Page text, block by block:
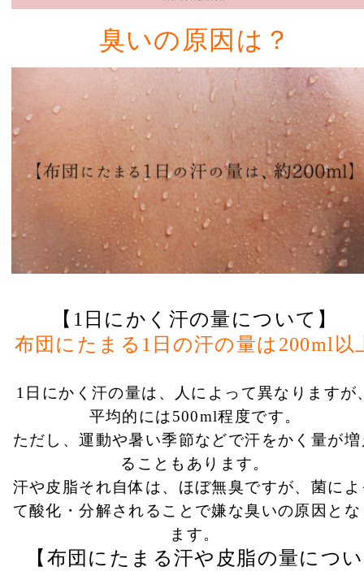
臭いの原因は？
【1日にかく汗の量について】
布団にたまる1日の汗の量は200ml以
1日にかく汗の量は、人によって異なりますが
平均的には500ml程度です。
ただし、運動や暑い季節などで汗をかく量が増
ることもあります。
汗や皮脂それ自体は、ほぼ無臭ですが、菌によ
て酸化・分解されることで嫌な臭いの原因とな
ます。
【布団にたまる汗や皮脂の量につい